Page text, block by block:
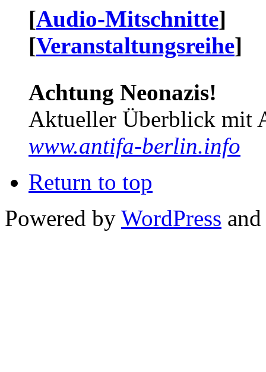
[Audio-Mitschnitte]
[Veranstaltungsreihe]
Achtung Neonazis!
Aktueller Überblick mit
www.antifa-berlin.info
Return to top
Powered by WordPress